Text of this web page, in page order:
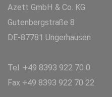
Azett GmbH & Co. KG
Gutenbergstraße 8
DE-87781 Ungerhausen
Tel. +49 8393 922 70 0
Fax +49 8393 922 70 22